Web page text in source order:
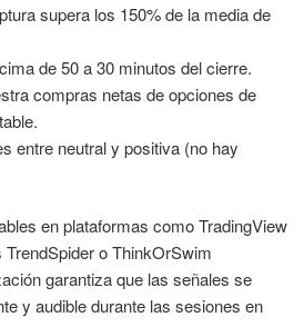
supera los 150% de la media de
de 50 a 30 minutos del cierre.
compras netas de opciones de
entre neutral y positiva (no hay
en plataformas como TradingView
o ThinkOrSwim
garantiza que las señales se
y audible durante las sesiones en